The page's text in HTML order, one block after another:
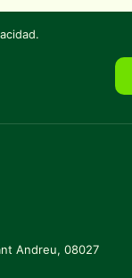
.
Andreu, 08027